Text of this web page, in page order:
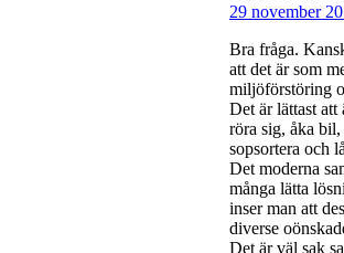
29 november
Bra fråga.
att det är som
miljöförstöring
Det är lättast att
röra sig, åka
sopsortera och
Det moderna
många lätta
inser man att
diverse
Det är väl sak